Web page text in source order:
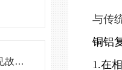
插接式母线槽维护保养及常见故障处理指南
与传
铜铝
1.在